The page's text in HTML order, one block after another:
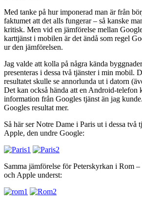
Med tanke på hur imponerad man är från
faktumet att det alls fungerar – så kanske
kritisk. Men vid en jämförelse mellan
karttjänst i mobilen är det ändå som regel
ur den jämförelsen.
Jag valde att kolla på några kända
presenteras i dessa två tjänster i min mobil.
resultatet skulle se annorlunda ut i datorn
Det kan också hända att en Android-telefon
information från Googles tjänst än jag
Googles resultat mer.
Så här ser Notre Dame i Paris ut i dessa två
Apple, den undre Google:
Samma jämförelse för Peterskyrkan i Rom
och Apple underst: